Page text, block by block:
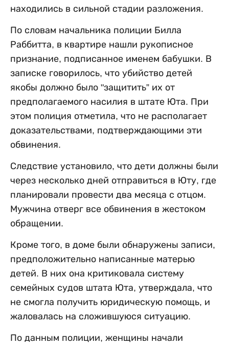
находились в сильной стадии разложения.
По словам начальника полиции Билла
Раббитта, в квартире нашли рукописное
признание, подписанное именем бабушки. В
записке говорилось, что убийство детей
якобы должно было "защитить” их от
предполагаемого насилия в штате Юта. При
этом полиция отметила, что не располагает
доказательствами, подтверждающими эти
обвинения.
Следствие установило, что дети должны были
через несколько дней отправиться в Юту, где
планировали провести два месяца с отцом.
Мужчина отверг все обвинения в жестоком
обращении.
Кроме того, в доме были обнаружены записи,
предположительно написанные матерью
детей. В них она критиковала систему
семейных судов штата Юта, утверждала, что
не смогла получить юридическую помощь, и
жаловалась на сложившуюся ситуацию.
По данным полиции, женщины начали